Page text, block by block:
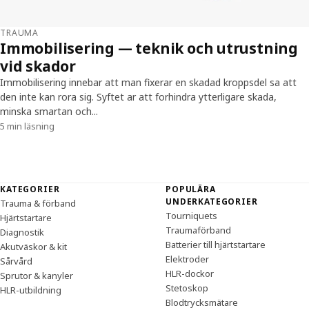
TRAUMA
Immobilisering — teknik och utrustning
vid skador
Immobilisering innebar att man fixerar en skadad kroppsdel sa att
den inte kan rora sig. Syftet ar att forhindra ytterligare skada,
minska smartan och...
5 min läsning
Sidfot
KATEGORIER
Trauma & förband
Hjärtstartare
Diagnostik
Akutväskor & kit
Sårvård
Sprutor & kanyler
HLR-utbildning
POPULÄRA
UNDERKATEGORIER
Tourniquets
Traumaförband
Batterier till hjärtstartare
Elektroder
HLR-dockor
Stetoskop
Blodtrycksmätare